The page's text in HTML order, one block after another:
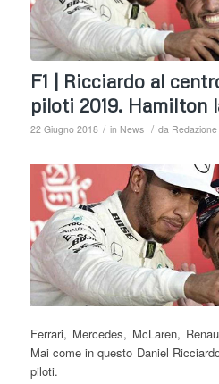
F1 | Ricciardo al
piloti 2019. Hamilton
22 Giugno 2018 / in News / da Redazione
Ferrari, Mercedes, McLaren,
Mai come in questo Daniel
piloti.